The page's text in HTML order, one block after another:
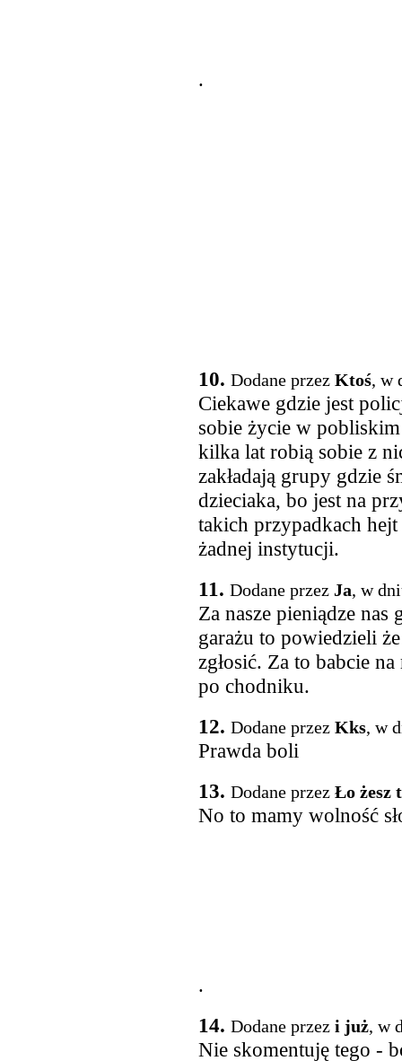
.
10. Dodane przez Ktoś, w
Ciekawe gdzie jest
sobie życie w
kilka lat robią sobie z
zakładają grupy gdzie
dzieciaka, bo jest na
takich przypadkach
żadnej instytucji.
11. Dodane przez Ja, w
Za nasze pieniądze nas
garażu to powiedzieli
zgłosić. Za to babcie
po chodniku.
12. Dodane przez Kks, w
Prawda boli
13. Dodane przez Ło żesz
No to mamy wolność
.
14. Dodane przez i już, w
Nie skomentuję tego -